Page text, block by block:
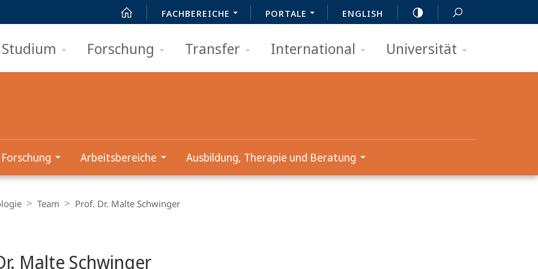
FACHBEREICHE PORTALE ENGLISH
Studium Forschung Transfer International Universität
Forschung Arbeitsbereiche Ausbildung, Therapie und Beratung
Team Prof. Dr. Malte Schwinger
Malte Schwinger